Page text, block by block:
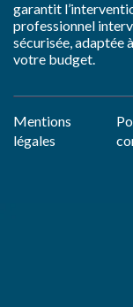
garantit
professionnel
sécurisée, adaptée
votre budget.
Mentions
légales